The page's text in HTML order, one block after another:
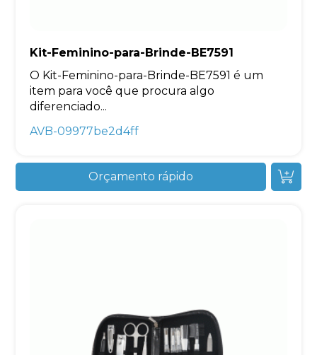
Kit-Feminino-para-Brinde-BE7591
O Kit-Feminino-para-Brinde-BE7591 é um
item para você que procura algo
diferenciado...
AVB-09977be2d4ff
Orçamento rápido